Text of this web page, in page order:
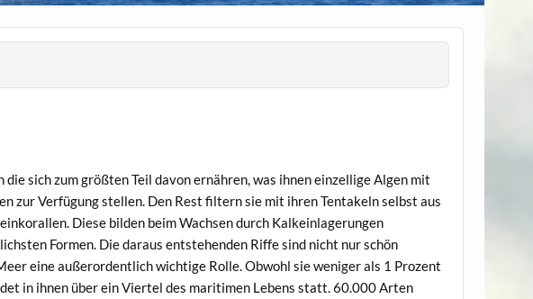
sich zum größten Teil davon ernähren, was ihnen einzellige Algen mit
zur Verfügung stellen. Den Rest filtern sie mit ihren Tentakeln selbst aus
Diese bilden beim Wachsen durch Kalkeinlagerungen
Formen. Die daraus entstehenden Riffe sind nicht nur schön
eine außerordentlich wichtige Rolle. Obwohl sie weniger als 1 Prozent
in ihnen über ein Viertel des maritimen Lebens statt. 60.000 Arten